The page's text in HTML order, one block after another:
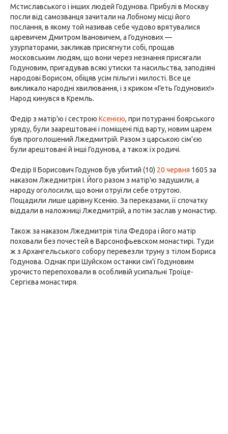
Мстиславського і інших людей Годунова. Прибулі в Москву
посли від самозванця зачитали на Лобному місці його
послання, в якому той називав себе чудово врятувалися
царевичем Дмитром Івановичем, а Годунових —
узурпаторами, закликав присягнути собі, прощав
московським людям, що вони через незнання присягали
Годуновим, пригадував всякі утиски та насильства, заподіяні
народові Борисом, обіцяв усім пільги і милості. Все це
викликало народні хвилювання, і з криком «Геть Годунових!»
Народ кинувся в Кремль.
Федір з матір'ю і сестрою Ксенією, при потуранні боярського
уряду, були заарештовані і поміщені під варту, новим царем
був проголошений Лжедмитрій. Разом з царською сім'єю
були арештовані й інші Годунова, а також їх родичі.
Федір II Борисович Годунов був убитий (10) 20 червня 1605 за
наказом Лжедмитрія I. Його разом з матір'ю задушили, а
народу оголосили, що вони отруїли себе отрутою.
Пощадили лише царівну Ксенію. За переказами, її спочатку
віддали в наложниці Лжедмитрій, а потім заслав у монастир.
Також за наказом Лжедмитрія тіла Федора і його матір
поховали без почестей в Варсонофьевском монастирі. Туди
ж з Архангельського собору перевезли труну з тілом Бориса
Годунова. Однак при Шуйском останки сім'ї Годуновим
урочисто перепоховали в особливій усипальні Троїце-
Сергієва монастиря.